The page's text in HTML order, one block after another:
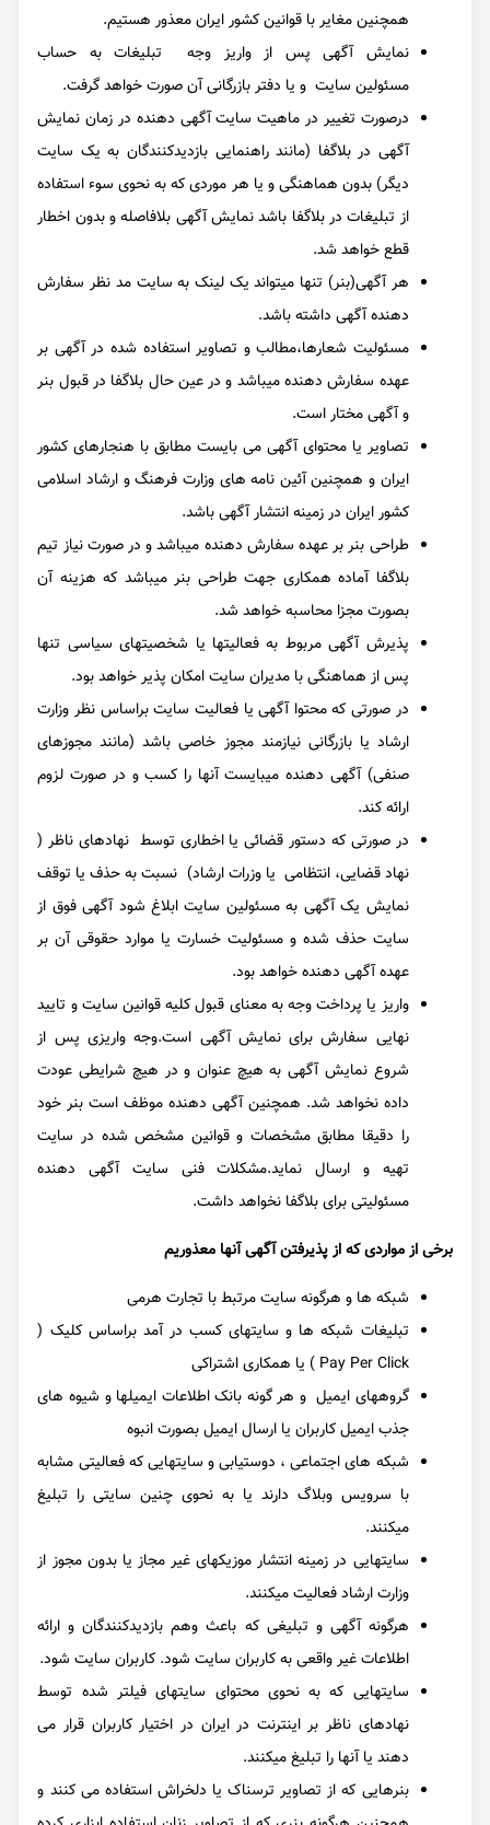
همچنین مغایر با قوانین کشور ایران معذور هستیم.
نمایش آگهی پس از واریز وجه تبلیغات به حساب
مسئولین سایت و یا دفتر بازرگانی آن صورت خواهد گرفت.
درصورت تغییر در ماهیت سایت آگهی دهنده در زمان نمایش
آگهی در بلاگفا (مانند راهنمایی بازدیدکنندگان به یک سایت
دیگر) بدون هماهنگی و یا هر موردی که به نحوی سوء استفاده
از تبلیغات در بلاگفا باشد نمایش آگهی بلافاصله و بدون اخطار
قطع خواهد شد.
هر آگهی(بنر) تنها میتواند یک لینک به سایت مد نظر سفارش
دهنده آگهی داشته باشد.
مسئولیت شعارها،مطالب و تصاویر استفاده شده در آگهی بر
عهده سفارش دهنده میباشد و در عین حال بلاگفا در قبول بنر
و آگهی مختار است.
تصاویر یا محتوای آگهی می بایست مطابق با هنجارهای کشور
ایران و همچنین آئین نامه های وزارت فرهنگ و ارشاد اسلامی
کشور ایران در زمینه انتشار آگهی باشد.
طراحی بنر بر عهده سفارش دهنده میباشد و در صورت نیاز تیم
بلاگفا آماده همکاری جهت طراحی بنر میباشد که هزینه آن
بصورت مجزا محاسبه خواهد شد.
پذیرش آگهی مربوط به فعالیتها یا شخصیتهای سیاسی تنها
پس از هماهنگی با مدیران سایت امکان پذیر خواهد بود.
در صورتی که محتوا آگهی یا فعالیت سایت براساس نظر وزارت
ارشاد یا بازرگانی نیازمند مجوز خاصی باشد (مانند مجوزهای
صنفی) آگهی دهنده میبایست آنها را کسب و در صورت لزوم
ارائه کند.
در صورتی که دستور قضائی یا اخطاری توسط نهادهای ناظر (
نهاد قضایی، انتظامی یا وزرات ارشاد) نسبت به حذف یا توقف
نمایش یک آگهی به مسئولین سایت ابلاغ شود آگهی فوق از
سایت حذف شده و مسئولیت خسارت یا موارد حقوقی آن بر
عهده آگهی دهنده خواهد بود.
واریز یا پرداخت وجه به معنای قبول کلیه قوانین سایت و تایید
نهایی سفارش برای نمایش آگهی است.وجه واریزی پس از
شروع نمایش آگهی به هیچ عنوان و در هیچ شرایطی عودت
داده نخواهد شد. همچنین آگهی دهنده موظف است بنر خود
را دقیقا مطابق مشخصات و قوانین مشخص شده در سایت
تهیه و ارسال نماید.مشکلات فنی سایت آگهی دهنده
مسئولیتی برای بلاگفا نخواهد داشت.
برخی از مواردی که از پذیرفتن آگهی آنها معذوریم
شبکه ها و هرگونه سایت مرتبط با تجارت هرمی
تبلیغات شبکه ها و سایتهای کسب در آمد براساس کلیک (
Pay Per Click ) یا همکاری اشتراکی
گروههای ایمیل و هر گونه بانک اطلاعات ایمیلها و شیوه های
جذب ایمیل کاربران یا ارسال ایمیل بصورت انبوه
شبکه های اجتماعی ، دوستیابی و سایتهایی که فعالیتی مشابه
با سرویس وبلاگ دارند یا به نحوی چنین سایتی را تبلیغ
میکنند.
سایتهایی در زمینه انتشار موزیکهای غیر مجاز یا بدون مجوز از
وزارت ارشاد فعالیت میکنند.
هرگونه آگهی و تبلیغی که باعث وهم بازدیدکنندگان و ارائه
اطلاعات غیر واقعی به کاربران سایت شود. کاربران سایت شود.
سایتهایی که به نحوی محتوای سایتهای فیلتر شده توسط
نهادهای ناظر بر اینترنت در ایران در اختیار کاربران قرار می
دهند یا آنها را تبلیغ میکنند.
بنرهایی که از تصاویر ترسناک یا دلخراش استفاده می کنند و